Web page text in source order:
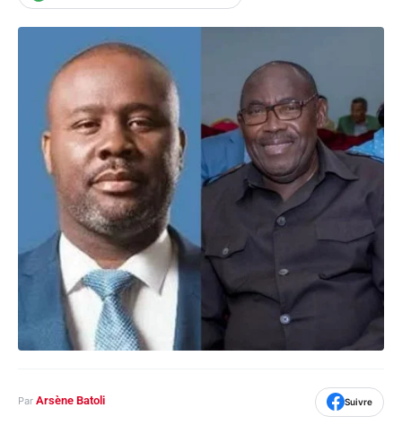
Par Arsène Batoli Suivre